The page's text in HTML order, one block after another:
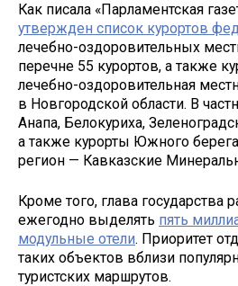
Как писала «Парламентская
утвержден список курортов
лечебно-оздоровительных
перечне 55 курортов, а также
лечебно-оздоровительная
в Новгородской области. В
Анапа, Белокуриха,
а также курорты Южного
регион — Кавказские
Кроме того, глава государства
ежегодно выделять пять
модульные отели. Приоритет
таких объектов вблизи
туристских маршрутов.